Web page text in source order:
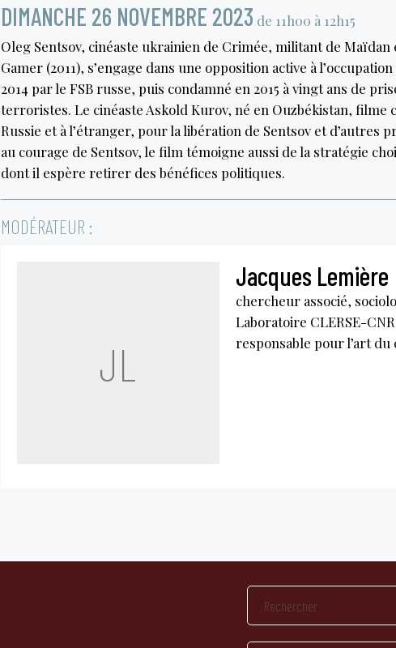
DIMANCHE 26 NOVEMBRE 2023 de 11h00 à 12h15
Oleg Sentsov, cinéaste ukrainien de Crimée, militant de
Gamer (2011), s’engage dans une opposition active à
2014 par le FSB russe, puis condamné en 2015 à vingt ans de
terroristes. Le cinéaste Askold Kurov, né en Ouzbékistan, filme
Russie et à l’étranger, pour la libération de Sentsov et
au courage de Sentsov, le film témoigne aussi de la stratégie
dont il espère retirer des bénéfices politiques.
MODÉRATEUR :
JL
Jacques Lemière
chercheur associé,
Laboratoire CLERSE-
responsable pour l’art du